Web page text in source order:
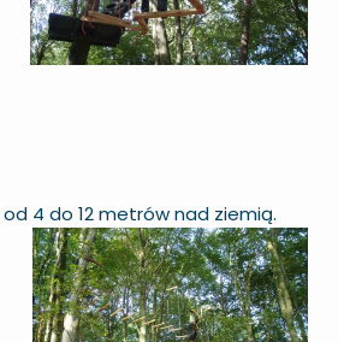
od 4 do 12 metrów nad ziemią.